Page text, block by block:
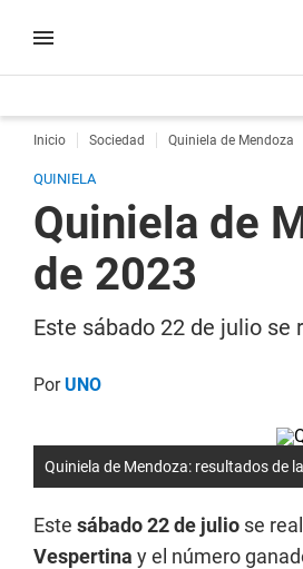
Inicio Sociedad Quiniela de Mendoza
QUINIELA
Quiniela de
de 2023
Este sábado 22 de julio
PorUNO
Quiniela de Mendoza: resultados de
Este sábado 22 de julio se
Vespertina y el número